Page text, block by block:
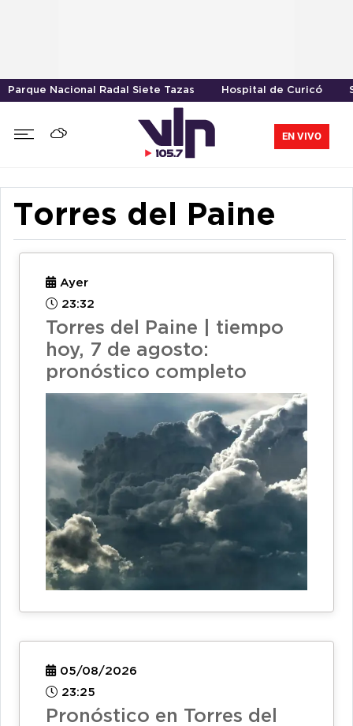
Parque Nacional Radal Siete Tazas Hospital de Curicó
EN VIVO
Torres del Paine
Ayer
23:32
Torres del Paine | tiempo
hoy, 7 de agosto:
pronóstico completo
05/08/2026
23:25
Pronóstico en Torres del